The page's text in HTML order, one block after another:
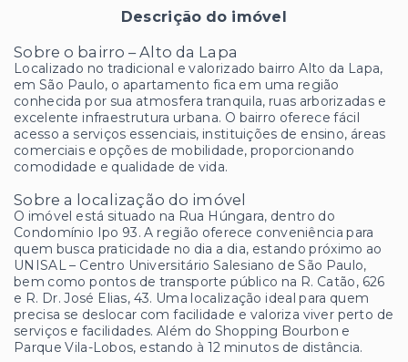
Descrição do imóvel
Sobre o bairro – Alto da Lapa
Localizado no tradicional e valorizado bairro Alto da Lapa,
em São Paulo, o apartamento fica em uma região
conhecida por sua atmosfera tranquila, ruas arborizadas e
excelente infraestrutura urbana. O bairro oferece fácil
acesso a serviços essenciais, instituições de ensino, áreas
comerciais e opções de mobilidade, proporcionando
comodidade e qualidade de vida.
Sobre a localização do imóvel
O imóvel está situado na Rua Húngara, dentro do
Condomínio Ipo 93. A região oferece conveniência para
quem busca praticidade no dia a dia, estando próximo ao
UNISAL – Centro Universitário Salesiano de São Paulo,
bem como pontos de transporte público na R. Catão, 626
e R. Dr. José Elias, 43. Uma localização ideal para quem
precisa se deslocar com facilidade e valoriza viver perto de
serviços e facilidades. Além do Shopping Bourbon e
Parque Vila-Lobos, estando à 12 minutos de distância.